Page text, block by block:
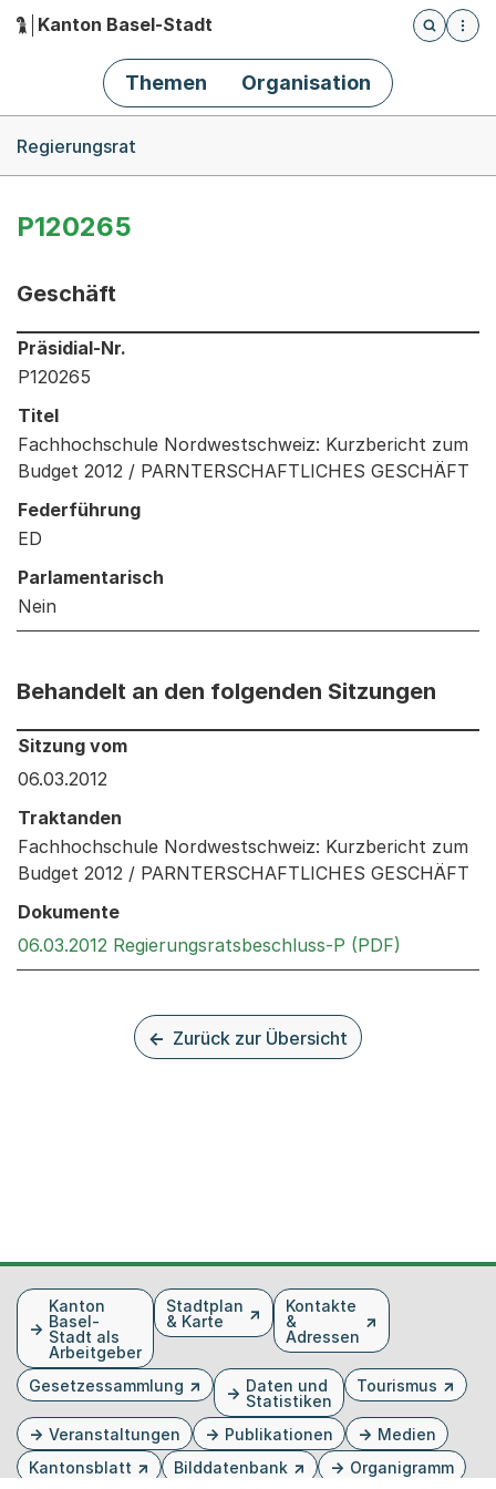
Hauptnavigation
Kanton Basel-Stadt
Öffnet
Themen Organisation
Regierungsrat
P120265
Geschäft
Informationen zum Ausgewählten Geschäft
Präsidial-Nr.
P120265
Titel
Fachhochschule Nordwestschweiz: Kurzbericht zum
Budget 2012 / PARNTERSCHAFTLICHES GESCHÄFT
Federführung
ED
Parlamentarisch
Nein
Behandelt an den folgenden Sitzungen
Behandelt an den folgenden Sitzungen: Informationen
Sitzung vom
06.03.2012
Traktanden
Fachhochschule Nordwestschweiz: Kurzbericht zum
Budget 2012 / PARNTERSCHAFTLICHES GESCHÄFT
Dokumente
06.03.2012 Regierungsratsbeschluss-P (PDF)
Zurück zur Übersicht
FusszeileKanton
Basel-
Stadt als
Arbeitgeber
Stadtplan
& Karte
Kontakte
&
Adressen
Gesetzessammlung
Daten und
Statistiken
Tourismus
Veranstaltungen Publikationen
Medien
Kantonsblatt
Bilddatenbank Organigramm